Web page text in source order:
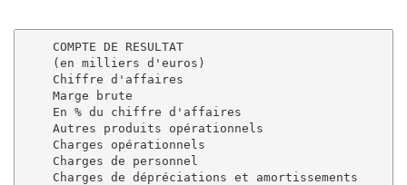
COMPTE DE RESULTAT
    (en milliers d'euros)
Chiffre d'affaires
Marge brute
En % du chiffre d'affaires
Autres produits opérationnels
Charges opérationnels
Charges de personnel
Charges de dépréciations et amortissements